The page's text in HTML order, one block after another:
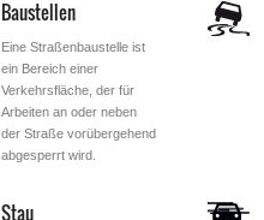
Baustellen
Eine Straßenbaustelle ist
ein Bereich einer
Verkehrsfläche, der für
Arbeiten an oder neben
der Straße vorübergehend
abgesperrt wird.
Stau